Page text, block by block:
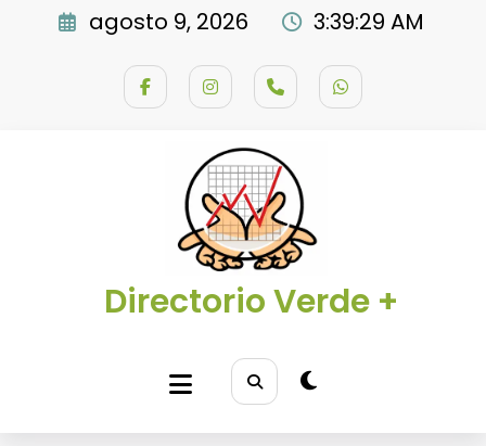
agosto 9, 2026 3:39:30 AM
Directorio Verde +